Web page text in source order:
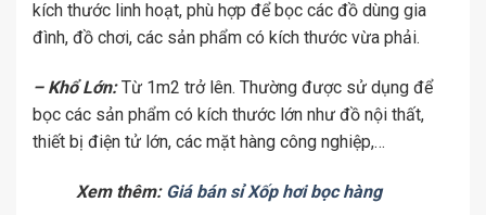
kích thước linh hoạt, phù hợp để bọc các đồ dùng gia
đình, đồ chơi, các sản phẩm có kích thước vừa phải.
– Khổ Lớn:Từ 1m2 trở lên. Thường được sử dụng để
bọc các sản phẩm có kích thước lớn như đồ nội thất,
thiết bị điện tử lớn, các mặt hàng công nghiệp,…
Xem thêm: Giá bán sỉ Xốp hơi bọc hàng